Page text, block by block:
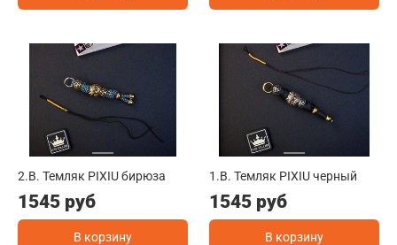
2.B. Темляк PIXIU бирюза
1545 руб
В корзину
1.B. Темляк PIXIU черный
1545 руб
В корзину